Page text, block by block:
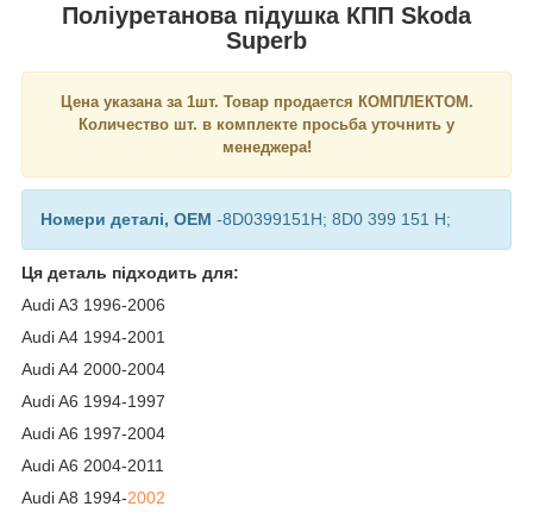
Поліуретанова підушка КПП Skoda
Superb
Цена указана за 1шт. Товар продается КОМПЛЕКТОМ.
Количество шт. в комплекте просьба уточнить у
менеджера!
Номери деталі, OEM -8D0399151H; 8D0 399 151 H;
Ця деталь підходить для:
Audi A3 1996-2006
Audi A4 1994-2001
Audi A4 2000-2004
Audi A6 1994-1997
Audi A6 1997-2004
Audi A6 2004-2011
Audi A8 1994-2002